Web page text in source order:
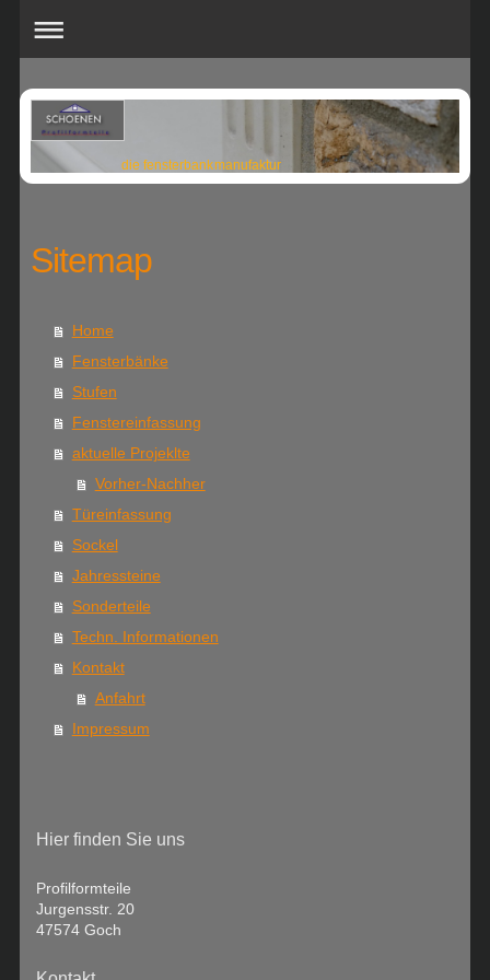
die fensterbankmanufaktur
Sitemap
Home
Fensterbänke
Stufen
Fenstereinfassung
aktuelle Projeklte
Vorher-Nachher
Türeinfassung
Sockel
Jahressteine
Sonderteile
Techn. Informationen
Kontakt
Anfahrt
Impressum
Hier finden Sie uns
Profilformteile
Jurgensstr. 20
47574 Goch